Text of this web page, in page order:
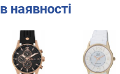
наявності